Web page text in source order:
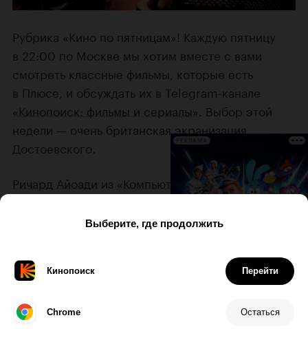
Рубрика «Кино по пятницам»! Каждую пятницу
в 22:00 по Москве мы хотим вместе с вами
смотреть классные фильмы, которые есть
в Плюсе, и обсуждать их в Telegram-канале
«Кинопоиск: фильмы и сериалы» . Выбор этой
недели — очень британская экранизация
Достоевского.
Ричард Айоади из «Компьютерщиков»в 2010-х
постановщик: сначала — подростковая драма
на тему «Двойника» Достоевского. Историю
о клерке, которого вытесняет более успешная
Поланскии
, сдавленный воздух